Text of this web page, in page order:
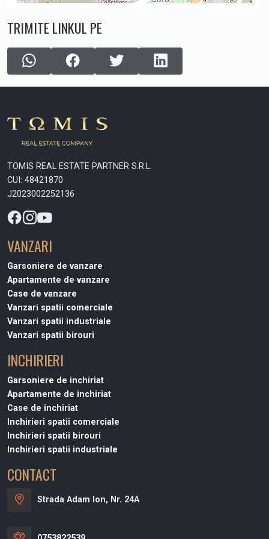
TRIMITE LINKUL PE
TOMIS REAL ESTATE PARTNER S.R.L.
CUI: 48421870
J2023002252136
VANZARI
Garsoniere de vanzare
Apartamente de vanzare
Case de vanzare
Vanzari spatii comerciale
Vanzari spatii industriale
Vanzari spatii birouri
INCHIRIERI
Garsoniere de inchiriat
Apartamente de inchiriat
Case de inchiriat
Inchirieri spatii comerciale
Inchirieri spatii birouri
Inchirieri spatii industriale
CONTACT
Strada Adam Ion, Nr. 24A